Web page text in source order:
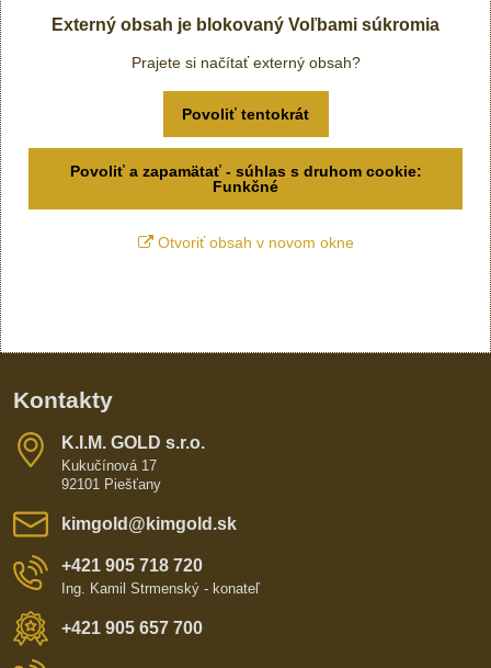
Externý obsah je blokovaný Voľbami súkromia
Prajete si načítať externý obsah?
Povoliť tentokrát
Povoliť a zapamätať - súhlas s druhom cookie:
Funkčné
Otvoriť obsah v novom okne
Kontakty
K​​.I​​.M​​. GOLD s​​.r​​.o​​.
Kukučínová 17
92101 Piešťany
kimgold​@kimgold​.sk
+421 905 718 720
Ing. Kamil Strmenský - konateľ
+421 905 657 700